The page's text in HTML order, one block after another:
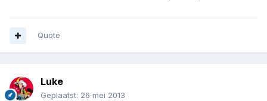
Quote
Luke
Geplaatst: 26 mei 2013